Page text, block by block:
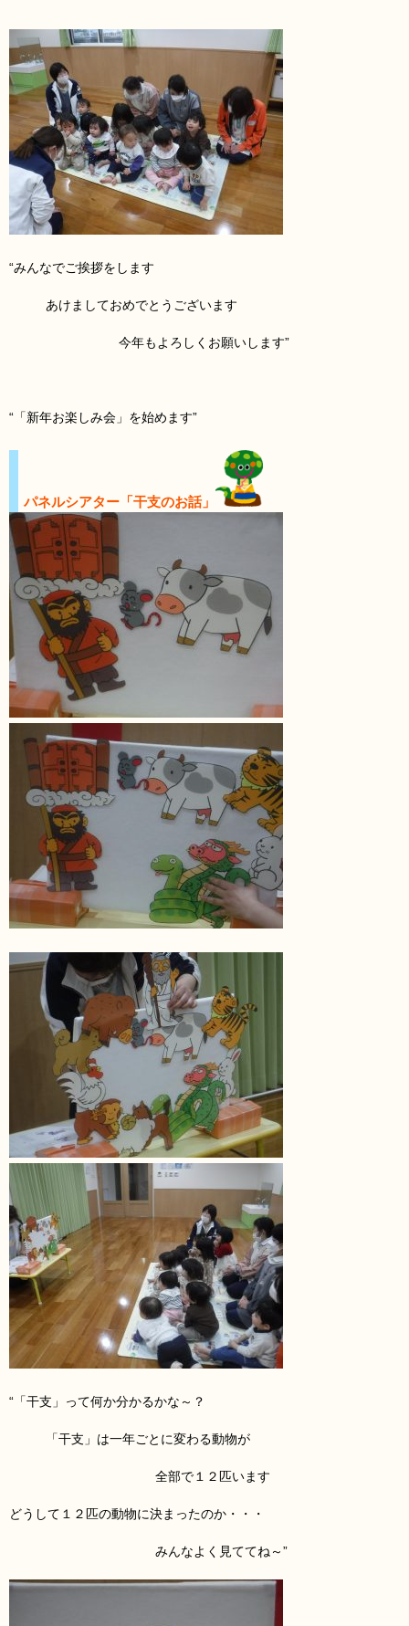
“みんなでご挨拶をします
あけましておめでとうございます
今年もよろしくお願いします”
“「新年お楽しみ会」を始めます”
パネルシアター「干支のお話」
“「干支」って何か分かるかな～？
「干支」は一年ごとに変わる動物が
全部で１２匹います
どうして１２匹の動物に決まったのか・・・
みんなよく見ててね～”